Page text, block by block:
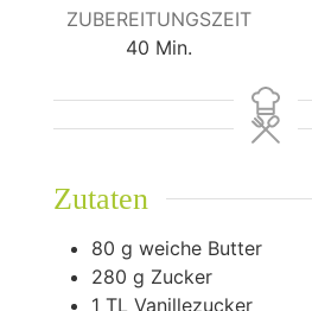
ZUBEREITUNGSZEIT
40 Minuten
Min.
Zutaten
80 g weiche Butter
280 g Zucker
1 TL Vanillezucker